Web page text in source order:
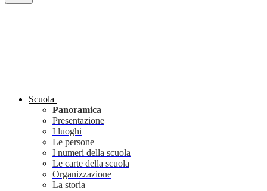
Scuola
Panoramica
Presentazione
I luoghi
Le persone
I numeri della scuola
Le carte della scuola
Organizzazione
La storia